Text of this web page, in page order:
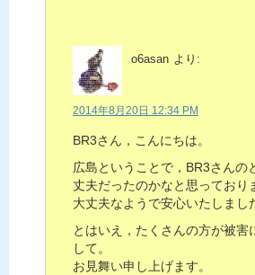
o6asan より:
2014年8月20日 12:34 PM
BR3さん，こんにちは。
広島ということで，BR3さんの
丈夫だったのかなと思っており
大丈夫なようで安心いたしまし
とはいえ，たくさんの方が被害
して。
お見舞い申し上げます。